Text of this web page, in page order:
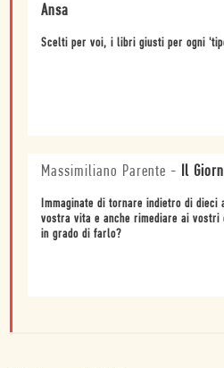
Ansa
Scelti per voi, i libri giusti per ogni
Massimiliano Parente - Il
Immaginate di tornare indietro di
vostra vita e anche rimediare ai
in grado di farlo?